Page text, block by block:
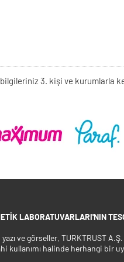
3. kişi ve kurumlarla
LABORATUVARLARI'NIN
ve görseller, TURKTRUST
kullanımı halinde herhangi bir